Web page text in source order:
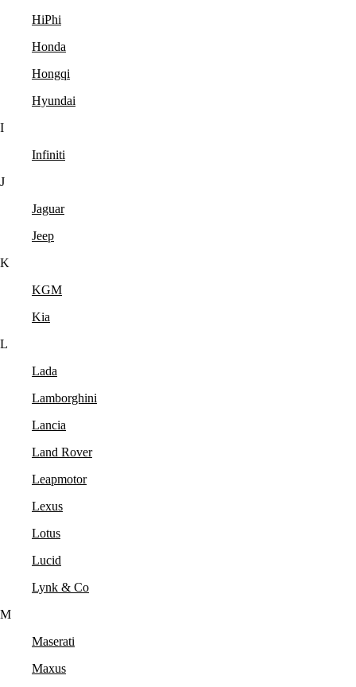
HiPhi
Honda
Hongqi
Hyundai
I
Infiniti
J
Jaguar
Jeep
K
KGM
Kia
L
Lada
Lamborghini
Lancia
Land Rover
Leapmotor
Lexus
Lotus
Lucid
Lynk & Co
M
Maserati
Maxus